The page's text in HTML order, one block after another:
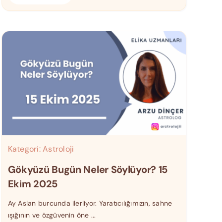
Kategori:Astroloji
Gökyüzü Bugün Neler Söylüyor? 15
Ekim 2025
Ay Aslan burcunda ilerliyor. Yaratıcılığımızın, sahne
ışığının ve özgüvenin öne ...